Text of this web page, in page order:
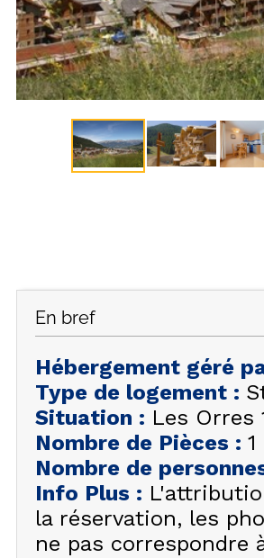
En bref
Hébergement géré
Type de logement :
Situation : Les Orres
Nombre de Pièces :
Nombre de
Info Plus :
la réservation, les
ne pas correspondre